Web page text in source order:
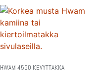
HWAM 4550 KEVYTTAKKA